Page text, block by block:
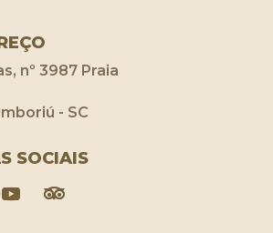
nº 3987 Praia
- SC
SOCIAIS